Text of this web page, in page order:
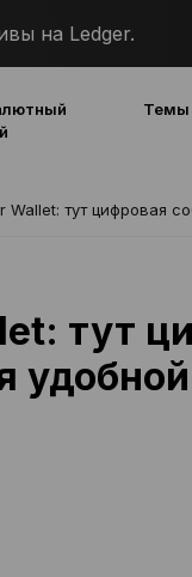
на Ledger.
Темы
тут цифровая
тут
удобной